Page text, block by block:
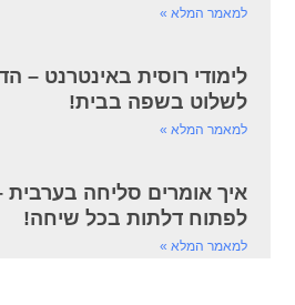
למאמר המלא »
לימודי רוסית באינטרנט –
לשלוט בשפה בבית!
למאמר המלא »
איך אומרים סליחה בערבית
לפתוח דלתות בכל שיחה!
למאמר המלא »